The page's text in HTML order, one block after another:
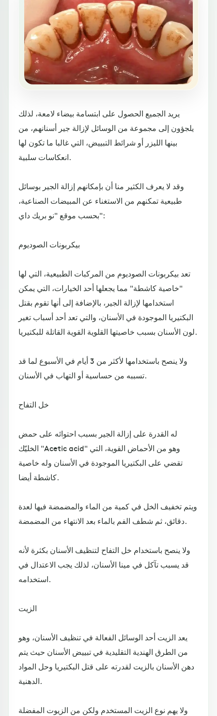
يريد الجميع الحصول على ابتسامة بيضاء لامعة، لذلك
يلجؤون إلى مجموعة من الوسائل لإزالة جير أسنانهم، من
بينها الليزر أو شرائط التبييض، التي غالبا ما تكون لها
انعكاسات سلبية.
وقد لا يعرف الكثير منا أن بإمكانهم إزالة الجير بوسائل
طبيعية تمكنهم من الاستغناء عن المبيضات الصناعية،
بحسب موقع "نو بريك داي":
بيكربونات الصوديوم
تعد بيكربونات الصوديوم من المركبات الطبيعية، التي لها
"خاصية كاشطة" مما يجعلها أحد الخيارات، التي يمكن
استخدامها لإزالة الجير، بالإضافة إلى أنها تقوم بقتل
البكتيريا الموجودة في الأسنان، والتي تعد أحد أسباب تغير
لون الأسنان بسبب خاصيتها القلوية القوية القاتلة للبكتيريا.
ولا ينصح باستخدامها لأكثر من 3 أيام في الأسبوع لما قد
تسببه من حساسية أو التهاب في الأسنان.
خل التفاح
له القدرة على إزالة الجير بسبب احتوائه على حمض
الخليّك "Acetic acid" وهو من الأحماض القوية، التي
تقضي على البكتيريا الموجودة في الأسنان وله خاصية
كاشطة أيضا.
ويتم تخفيف الخل في كمية من الماء والمضمضة فيها لعدة
دقائق، ثم شطف الفم بالماء بعد الانتهاء من المضمضة.
ولا ينصح باستخدام خل التفاح لتنظيف الأسنان بكثرة لأنه
قد يسبب تآكل في مينا الأسنان، لذلك يجب الاعتدال في
استخدامه.
الزيت
يعد الزيت أحد الوسائل الفعالة في تنظيف الأسنان، وهو
من الطرق الهندية التقليدية في تبييض الأسنان حيث يتم
دهن الأسنان بالزيت لقدرته على قتل البكتيريا وحل المواد
الدهنية.
ولا يهم نوع الزيت المستخدم ولكن من الزيوت المفضلة